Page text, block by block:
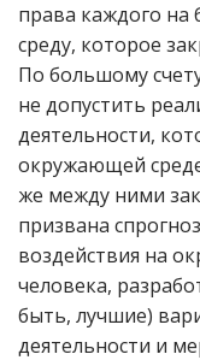
права каждого
среду, которое
По большому
не допустить
деятельности,
окружающей
же между ними
призвана
воздействия на
человека,
быть, лучшие)
деятельности и